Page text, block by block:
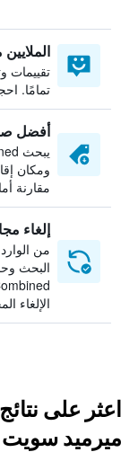
تقييمات
تمامًا.
أفضل
ومكان
مقارنة
إلغاء
من
البحث
الإلغاء
اعثر على
ميرميد سويت